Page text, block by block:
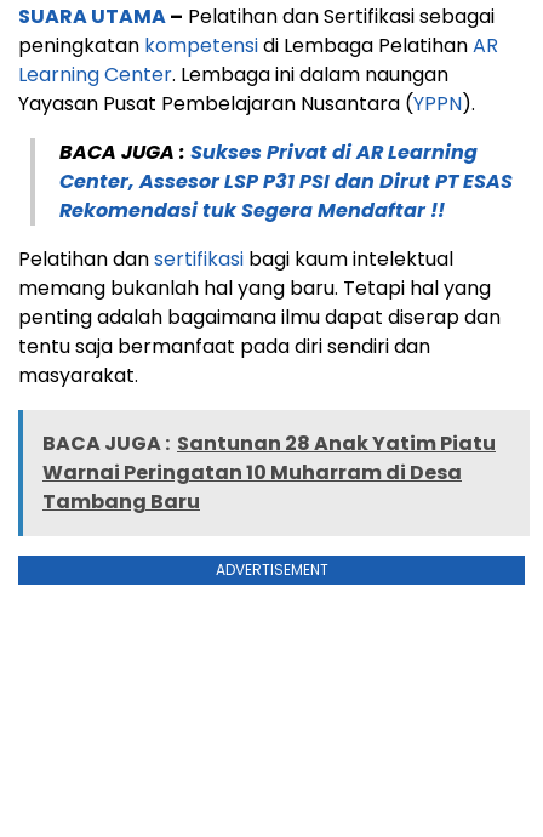
SUARA UTAMA– Pelatihan dan Sertifikasi sebagai
peningkatan kompetensidi Lembaga PelatihanAR
Learning Center. Lembaga ini dalam naungan
Yayasan Pusat Pembelajaran Nusantara (YPPN).
BACA JUGA : Sukses Privat di AR Learning
Center, Assesor LSP P31 PSI dan Dirut PT ESAS
Rekomendasi tuk Segera Mendaftar !!
Pelatihan dansertifikasi bagi kaum intelektual
memang bukanlah hal yang baru. Tetapi hal yang
penting adalah bagaimana ilmu dapat diserap dan
tentu saja bermanfaat pada diri sendiri dan
masyarakat.
BACA JUGA : Santunan 28 Anak Yatim Piatu
Warnai Peringatan 10 Muharram di Desa
Tambang Baru
ADVERTISEMENT